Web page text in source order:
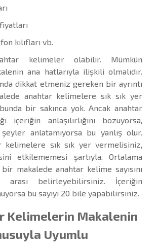
kılıfları vb.
kelimeler olabilir. Mümkün
ana hatlarıyla ilişkili olmalıdır.
dikkat etmeniz gereken bir ayrıntı
anahtar kelimelere sık sık yer
bir sakınca yok. Ancak anahtar
içeriğin anlaşılırlığını bozuyorsa,
anlatamıyorsa bu yanlış olur.
kelimelere sık sık yer vermelisiniz,
etkilememesi şartıyla. Ortalama
makalede anahtar kelime sayısını
arası belirleyebilirsiniz. İçeriğin
bu sayıyı 20 bile yapabilirsiniz.
Kelimelerin Makalenin
Uyumlu